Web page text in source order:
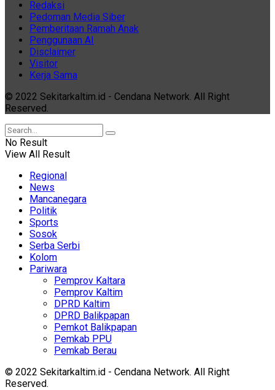
Redaksi
Pedoman Media Siber
Pemberitaan Ramah Anak
Penggunaan AI
Disclaimer
Visitor
Kerja Sama
© 2022 Sekitarkaltim.id - Cendana Network. All Right
Reserved.
No Result
View All Result
Regional
News
Mancanegara
Politik
Sports
Sosok
Serba Serbi
Kolom
Pariwara
Pemprov Kaltara
Pemprov Kaltim
DPRD Kaltim
DPRD Balikpapan
Pemkot Balikpapan
Pemkab PPU
Pemkab Berau
© 2022 Sekitarkaltim.id - Cendana Network. All Right
Reserved.